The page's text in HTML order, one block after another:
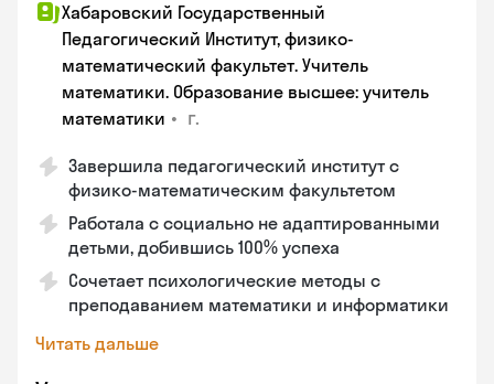
Хабаровский Государственный
Педагогический Институт, физико-
математический факультет. Учитель
математики. Образование высшее: учитель
математики • г.
Завершила педагогический институт с
физико-математическим факультетом
Работала с социально не адаптированными
детьми, добившись 100% успеха
Сочетает психологические методы с
преподаванием математики и информатики
Читать дальше